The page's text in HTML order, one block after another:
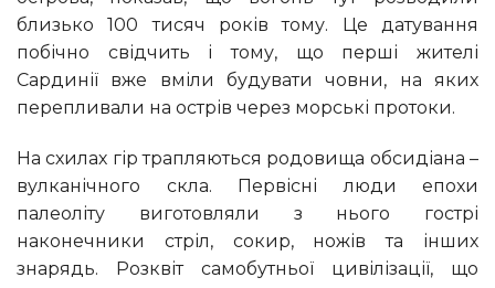
близько 100 тисяч років тому. Це датування
побічно свідчить і тому, що перші жителі
Сардинії вже вміли будувати човни, на яких
перепливали на острів через морські протоки.
На схилах гір трапляються родовища обсидіана –
вулканічного скла. Первісні люди епохи
палеоліту виготовляли з нього гострі
наконечники стріл, сокир, ножів та інших
знарядь. Розквіт самобутньої цивілізації, що